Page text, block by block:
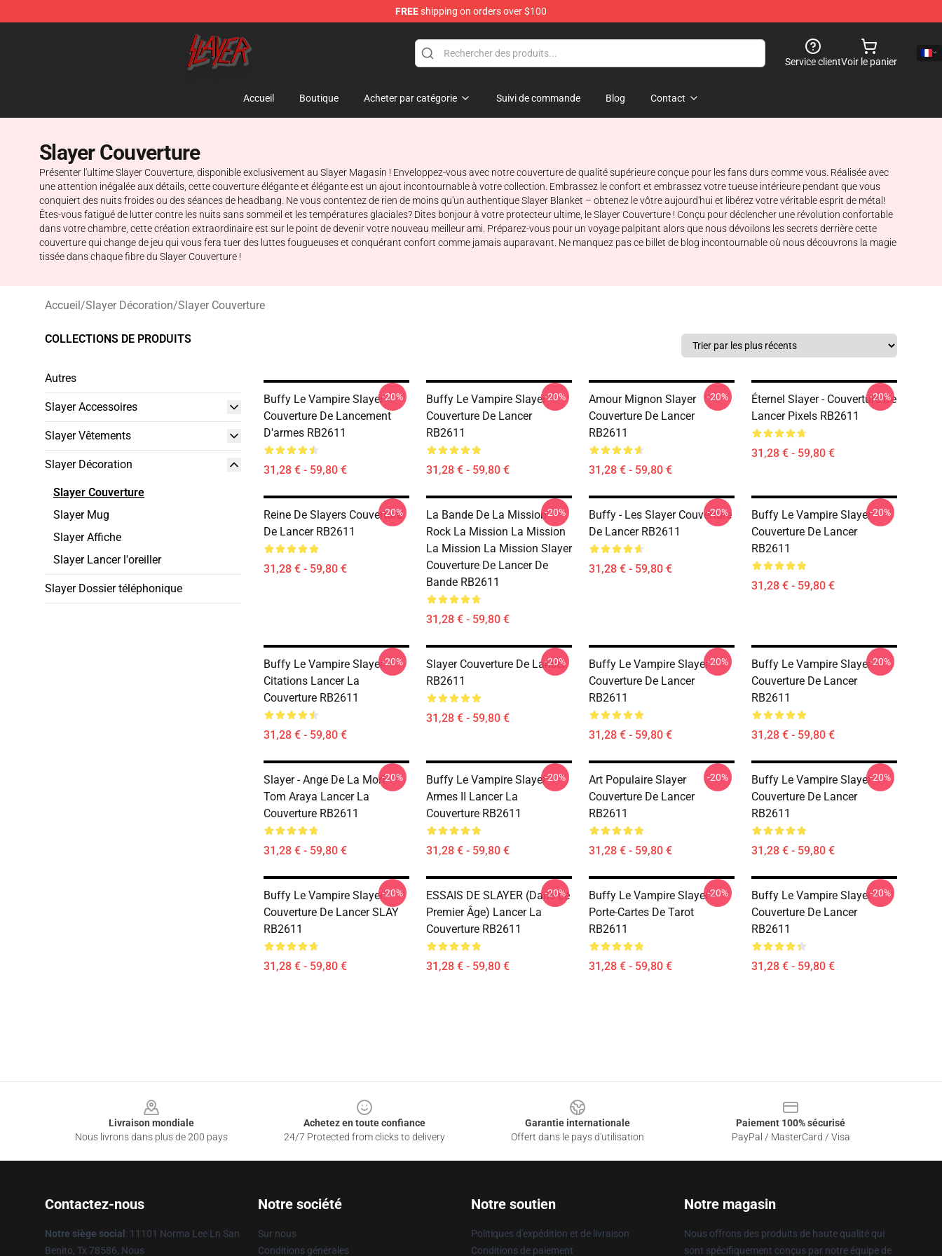
FREEshipping on orders over $100
Slayer Store - Official Slayer Merchandise Shop
Service clientVoir le panier
Accueil Boutique Acheter par catégorie Suivi de commande Blog Contact
Slayer Couverture
Présenter l'ultime Slayer Couverture, disponible exclusivement au Slayer Magasin ! Enveloppez-vous avec notre couverture de qualité supérieure conçue pour les fans durs comme vous. Réalisée avec
une attention inégalée aux détails, cette couverture élégante et élégante est un ajout incontournable à votre collection. Embrassez le confort et embrassez votre tueuse intérieure pendant que vous
conquiert des nuits froides ou des séances de headbang. Ne vous contentez de rien de moins qu'un authentique Slayer Blanket – obtenez le vôtre aujourd'hui et libérez votre véritable esprit de métal!
Êtes-vous fatigué de lutter contre les nuits sans sommeil et les températures glaciales? Dites bonjour à votre protecteur ultime, le Slayer Couverture ! Conçu pour déclencher une révolution confortable
dans votre chambre, cette création extraordinaire est sur le point de devenir votre nouveau meilleur ami. Préparez-vous pour un voyage palpitant alors que nous dévoilons les secrets derrière cette
couverture qui change de jeu qui vous fera tuer des luttes fougueuses et conquérant confort comme jamais auparavant. Ne manquez pas ce billet de blog incontournable où nous découvrons la magie
tissée dans chaque fibre du Slayer Couverture !
Accueil/Slayer Décoration/Slayer Couverture
COLLECTIONS DE PRODUITS
Autres
Slayer Accessoires
Slayer Vêtements
Slayer Décoration
Slayer Couverture
Slayer Mug
Slayer Affiche
Slayer Lancer l'oreiller
Slayer Dossier téléphonique
Buffy Le Vampire Slayer
Couverture De Lancement
D'armes RB2611
31,28 € - 59,80 €
-20%
Buffy Le Vampire Slayer
Couverture De Lancer
RB2611
31,28 € - 59,80 €
-20%
Amour Mignon Slayer
Couverture De Lancer
RB2611
31,28 € - 59,80 €
-20%
Éternel Slayer - Couverture De
Lancer Pixels RB2611
31,28 € - 59,80 €
-20%
Reine De Slayers Couverture
De Lancer RB2611
31,28 € - 59,80 €
-20%
La Bande De La Mission
Rock La Mission La Mission
La Mission La Mission Slayer
Couverture De Lancer De
Bande RB2611
31,28 € - 59,80 €
-20%
Buffy - Les Slayer Couverture
De Lancer RB2611
31,28 € - 59,80 €
-20%
Buffy Le Vampire Slayer
Couverture De Lancer
RB2611
31,28 € - 59,80 €
-20%
Buffy Le Vampire Slayer
Citations Lancer La
Couverture RB2611
31,28 € - 59,80 €
-20%
Slayer Couverture De Lancer
RB2611
31,28 € - 59,80 €
-20%
Buffy Le Vampire Slayer
Couverture De Lancer
RB2611
31,28 € - 59,80 €
-20%
Buffy Le Vampire Slayer
Couverture De Lancer
RB2611
31,28 € - 59,80 €
-20%
Slayer - Ange De La Mort -
Tom Araya Lancer La
Couverture RB2611
31,28 € - 59,80 €
-20%
Buffy Le Vampire Slayer
Armes II Lancer La
Couverture RB2611
31,28 € - 59,80 €
-20%
Art Populaire Slayer
Couverture De Lancer
RB2611
31,28 € - 59,80 €
-20%
Buffy Le Vampire Slayer
Couverture De Lancer
RB2611
31,28 € - 59,80 €
-20%
Buffy Le Vampire Slayer:
Couverture De Lancer SLAY
RB2611
31,28 € - 59,80 €
-20%
ESSAIS DE SLAYER (dans Le
Premier Âge) Lancer La
Couverture RB2611
31,28 € - 59,80 €
-20%
Buffy Le Vampire Slayer -
Porte-Cartes De Tarot
RB2611
31,28 € - 59,80 €
-20%
Buffy Le Vampire Slayer
Couverture De Lancer
RB2611
31,28 € - 59,80 €
-20%
Livraison mondiale
Nous livrons dans plus de 200 pays
Achetez en toute confiance
24/7 Protected from clicks to delivery
Garantie internationale
Offert dans le pays d'utilisation
Paiement 100% sécurisé
PayPal / MasterCard / Visa
Contactez-nous
Notre siège social : 11101 Norma Lee Ln San
Benito, Tx 78586, Nous
Notre société
Sur nous
Conditions générales
Notre soutien
Politiques d'expédition et de livraison
Conditions de paiement
Notre magasin
Nous offrons des produits de haute qualité qui
sont spécifiquement conçus par notre équipe de